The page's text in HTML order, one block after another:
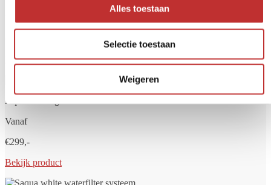
Alles toestaan
Selectie toestaan
Weigeren
Bekijk product
Aqualine 18 glas
Vanaf
€299,-
Bekijk product